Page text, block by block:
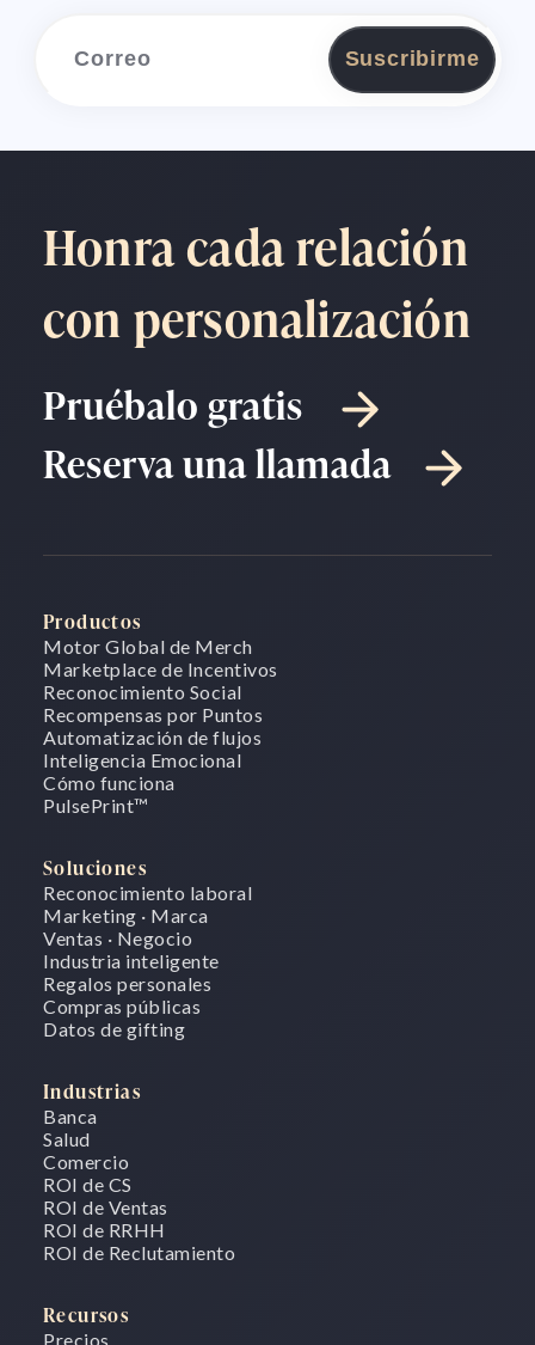
Suscribirme
Honra cada relación
con personalización
Pruébalo gratis
Reserva una llamada
Productos
Motor Global de Merch
Marketplace de Incentivos
Reconocimiento Social
Recompensas por Puntos
Automatización de flujos
Inteligencia Emocional
Cómo funciona
PulsePrint™
Soluciones
Reconocimiento laboral
Marketing · Marca
Ventas · Negocio
Industria inteligente
Regalos personales
Compras públicas
Datos de gifting
Industrias
Banca
Salud
Comercio
ROI de CS
ROI de Ventas
ROI de RRHH
ROI de Reclutamiento
Recursos
Precios